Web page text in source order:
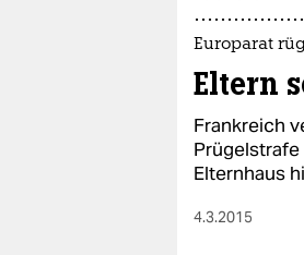
Europarat
Eltern
Frankreich
Elternhaus
4.3.2015